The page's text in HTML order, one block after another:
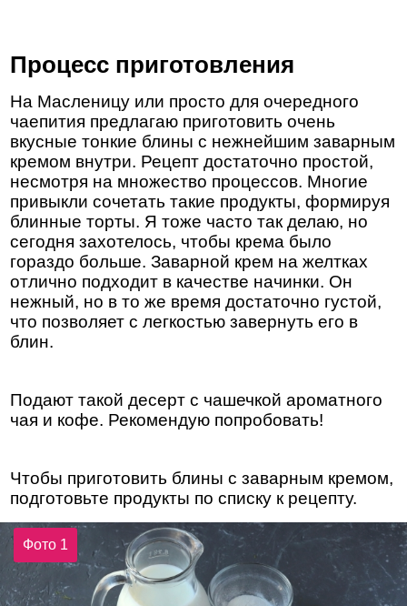
Процесс приготовления
На Масленицу или просто для очередного
чаепития предлагаю приготовить очень
вкусные тонкие блины с нежнейшим заварным
кремом внутри. Рецепт достаточно простой,
несмотря на множество процессов. Многие
привыкли сочетать такие продукты, формируя
блинные торты. Я тоже часто так делаю, но
сегодня захотелось, чтобы крема было
гораздо больше. Заварной крем на желтках
отлично подходит в качестве начинки. Он
нежный, но в то же время достаточно густой,
что позволяет с легкостью завернуть его в
блин.
Подают такой десерт с чашечкой ароматного
чая и кофе. Рекомендую попробовать!
Чтобы приготовить блины с заварным кремом,
подготовьте продукты по списку к рецепту.
Фото 1